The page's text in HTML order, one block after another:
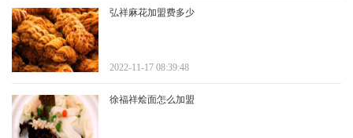
弘祥麻花加盟费多少
2022-11-17 08:39:48
徐福祥烩面怎么加盟